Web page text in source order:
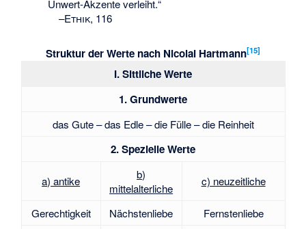
Unwert-Akzente verleiht.“
–Ethik, 116
Struktur der Werte nach Nicolai Hartmann[15]
I. Sittliche Werte
1. Grundwerte
das Gute – das Edle – die Fülle – die Reinheit
2. Spezielle Werte
a) antike
b)
mittelalterliche
c) neuzeitliche
Gerechtigkeit Nächstenliebe Fernstenliebe